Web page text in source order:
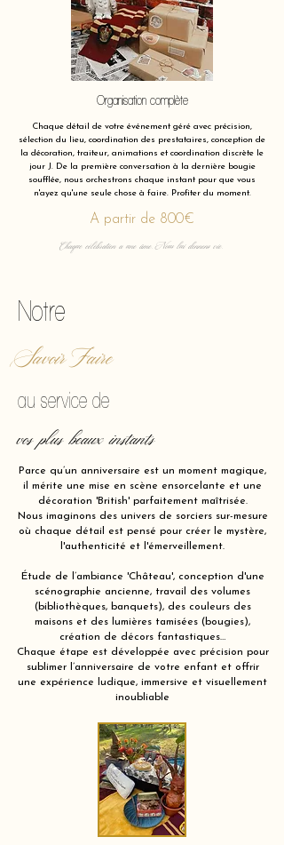
Organisation complète
Chaque détail de votre événement géré avec précision,
sélection du lieu, coordination des prestataires, conception de
la décoration, traiteur, animations et coordination discrète le
jour J. De la première conversation à la dernière bougie
soufflée, nous orchestrons chaque instant pour que vous
n'ayez qu'une seule chose à faire. Profiter du moment.
A partir de 800€
Chaque célébration a une âme. Nous lui donnons vie.
Notre
Savoir Faire
au service de
vos plus beaux instants
Parce qu’un anniversaire est un moment magique,
il mérite une mise en scène ensorcelante et une
décoration 'British' parfaitement maîtrisée.
Nous imaginons des univers de sorciers sur-mesure
où chaque détail est pensé pour créer le mystère,
l'authenticité et l'émerveillement.
Étude de l’ambiance 'Château', conception d'une
scénographie ancienne, travail des volumes
(bibliothèques, banquets), des couleurs des
maisons et des lumières tamisées (bougies),
création de décors fantastiques…
Chaque étape est développée avec précision pour
sublimer l’anniversaire de votre enfant et offrir
une expérience ludique, immersive et visuellement
inoubliable